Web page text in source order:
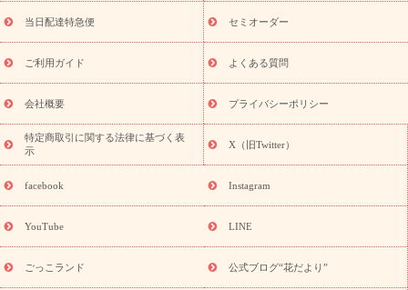
盆・初盆）
お盆 花（新盆・初盆）
お盆・お供え 花とセットギ
フト
お盆・お供え プリザーブドフラワー
ひまわり ギフト・プ
レゼント特集
夏の花贈り・お中元・暑中見舞い 花のギフト特集
敬老の日におくる花ギフト・プレゼント特集
花ギフト・プレゼント特集
敬老の日 花のおすすめランキング
敬
老の日 花鉢植えのギフト・プレゼント特集
敬老の日 花とセットギ
フト・プレゼント特集
敬老の日の花 全てのギフト一覧
キャン
ペーン
映画『ウォーターガーディアンズ』コラボキャンペーン
「きょう誕生日なんです」キャンペーン
誕生日の花を探す
誕生日フラワーギフト 誕生日フラワーギフト特集
(トルコキキョウ)
9月の誕生花(リンドウ)
ら探す
お祝いの花特集 当日配達特急便 お祝い商品一覧
当日配達特急便 セミオーダー
ご利用ガイド よくある質問
会社概要 プライバシーポリシー
特定商取引に関する法律に基づく表
示
X（旧Twitter）
facebook Instagram
YouTube LINE
ごっこランド 公式ブログ“花だより”